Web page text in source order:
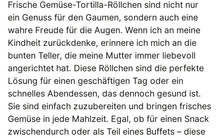
Frische Gemüse-Tortilla-Röllchen sind nicht nur
ein Genuss für den Gaumen, sondern auch eine
wahre Freude für die Augen. Wenn ich an meine
Kindheit zurückdenke, erinnere ich mich an die
bunten Teller, die meine Mutter immer liebevoll
angerichtet hat. Diese Röllchen sind die perfekte
Lösung für einen geschäftigen Tag oder ein
schnelles Abendessen, das dennoch gesund ist.
Sie sind einfach zuzubereiten und bringen frisches
Gemüse in jede Mahlzeit. Egal, ob für einen Snack
zwischendurch oder als Teil eines Buffets – diese